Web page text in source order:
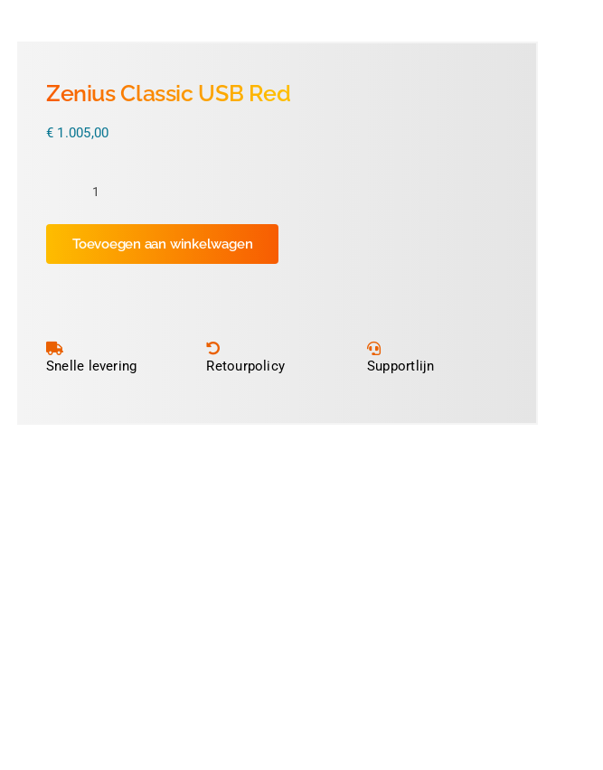
Zenius Classic USB Red
€ 1.005,00
Zenius
Classic
USB
Red
Toevoegen aan winkelwagen
Snelle levering Retourpolicy Supportlijn